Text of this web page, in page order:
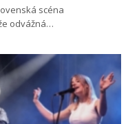
scéna
odvážná…